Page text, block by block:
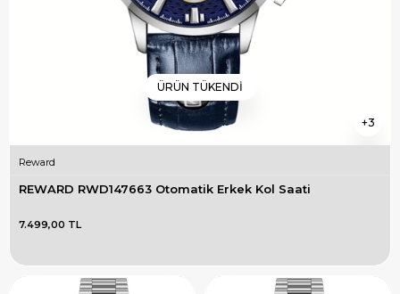
3
ÜRÜN TÜKENDI
Reward
REWARD RWD147663 Otomatik Erkek Kol Saati
7.499,00 TL